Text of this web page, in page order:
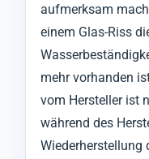
aufmerksam
einem Glas-Riss
mehr vorhanden
vom Hersteller ist
während des
Wiederherstellung